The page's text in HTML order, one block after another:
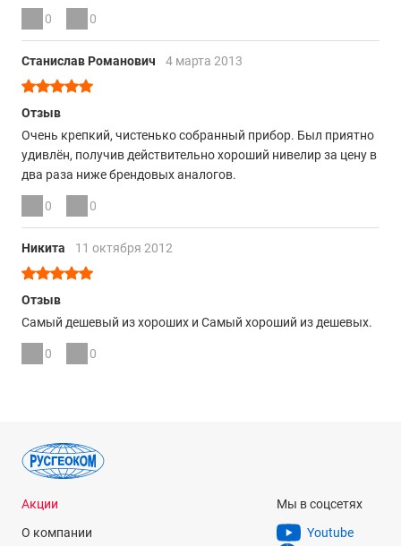
0 0
Станислав Романович 4 марта 2013
Отзыв
Очень крепкий, чистенько собранный прибор. Был приятно
удивлён, получив действительно хороший нивелир за цену в
два раза ниже брендовых аналогов.
0 0
Никита 11 октября 2012
Отзыв
Самый дешевый из хороших и Самый хороший из дешевых.
0 0
Акции
О компании
Мы в соцсетях
Youtube